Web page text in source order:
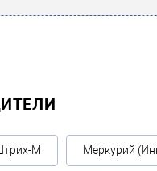
М Меркурий